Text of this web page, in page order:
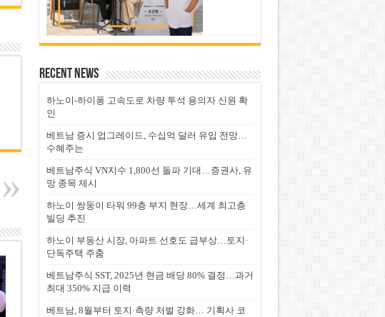
Recent News
하노이-하이퐁 고속도로 차량 투석 용의자 신원 확
인
베트남 증시 업그레이드, 수십억 달러 유입 전망…
수혜주는
베트남주식 VN지수 1,800선 돌파 기대…증권사, 유
망 종목 제시
하노이 쌍둥이 타워 99층 부지 현장…세계 최고층
빌딩 추진
하노이 부동산 시장, 아파트 선호도 급부상…토지·
단독주택 주춤
베트남주식 SST, 2025년 현금 배당 80% 결정…과거
최대 350% 지급 이력
베트남, 8월부터 토지·측량 처벌 강화… 기획사 코